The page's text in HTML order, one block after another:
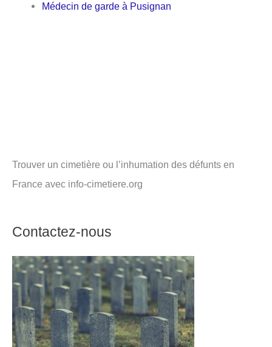
Médecin de garde à Pusignan
Trouver un cimetière ou l’inhumation des défunts en
France avec info-cimetiere.org
Contactez-nous